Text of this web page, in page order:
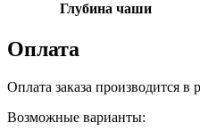
Глубина чаши
Оплата
Оплата заказа производится
Возможные варианты: